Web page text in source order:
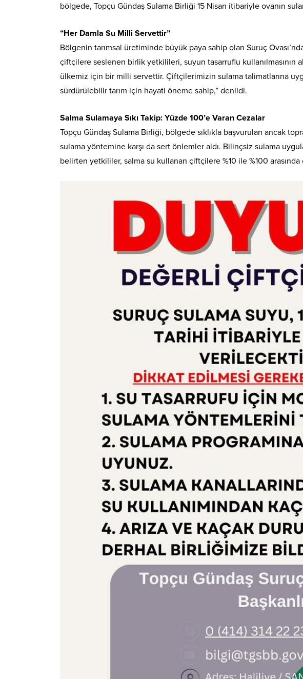
bölgede, Topçu Gündaş Sulama Birliği 15 Nisan itibariyle ovanın
“Her Damla Su Milli Servettir”
Bölgenin tarımsal üretiminde büyük paya sahip olan Suruç
çiftçilere seslenen birlik yetkilileri, suyun tasarruflu kullanılmasının
ülkemiz için bir milli servettir. Çiftçilerimizin sulama talimatlarına
sürdürülebilir tarım için hayati öneme sahip,” denildi.
Salma Sulamaya Sıkı Takip: Yüzde 100’e Varan Cezalar
Topçu Gündaş Sulama Birliği, bölgede sıklıkla başvurulan ancak
sulama yöntemine karşı da sert önlemler aldı. Bilinçsiz sulama
belirten yetkililer, salma su kullanan çiftçilere %10 ile %100